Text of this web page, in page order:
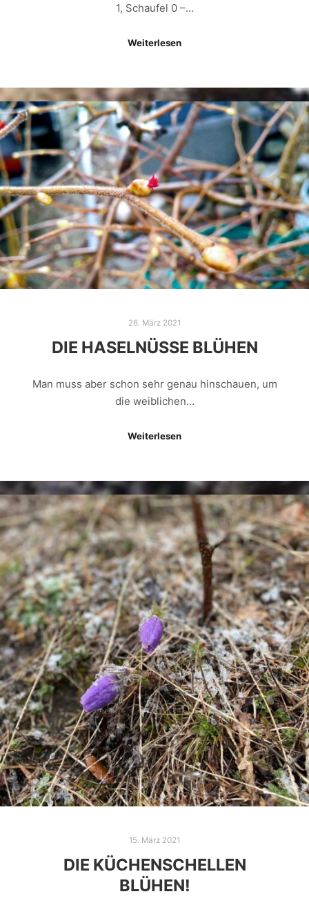
1, Schaufel 0 –…
Weiterlesen
26. März 2021
DIE HASELNÜSSE BLÜHEN
Man muss aber schon sehr genau hinschauen, um
die weiblichen…
Weiterlesen
15. März 2021
DIE KÜCHENSCHELLEN
BLÜHEN!